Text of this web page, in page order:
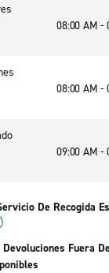
08:00 AM -
08:00 AM -
09:00 AM -
De Recogida
Devoluciones Fuera